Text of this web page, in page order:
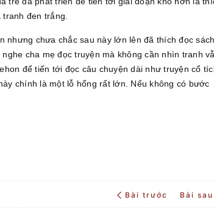
đen trắng.
chưa chắc sau này lớn lên đã thích đọc sách.
cha mẹ đọc truyện mà không cần nhìn tranh
để tiến tới đọc câu chuyện dài như truyện cổ
chính là một lỗ hổng rất lớn. Nếu không có bước
Bài trước Bài sau